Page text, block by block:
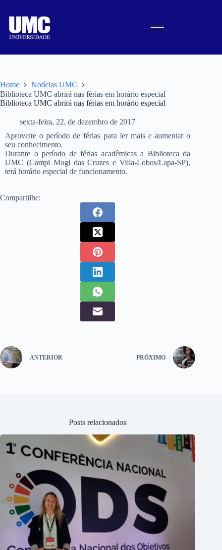
Home
Notícias UMC
Biblioteca UMC abrirá nas férias em horário especial
Biblioteca UMC abrirá nas férias em horário especial
sexta-feira, 22, de dezembro de 2017
Aproveite o período de férias para ler mais e aumentar o
seu conhecimento.
Durante o período de férias acadêmicas a Biblioteca da
UMC (Campi Mogi das Cruzes e Villa-Lobos/Lapa-SP),
terá horário especial de funcionamento.
Compartilhe:
ANTERIOR PRÓXIMO
Posts relacionados